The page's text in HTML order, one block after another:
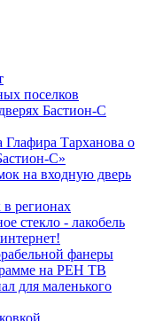
поселков
Бастион-С
Глафира Тарханова о
С»
на входную дверь
регионах
стекло - лакобель
фанеры
на РЕН ТВ
для маленького